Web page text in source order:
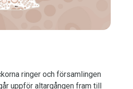
ringer och församlingen
uppför altargången fram till